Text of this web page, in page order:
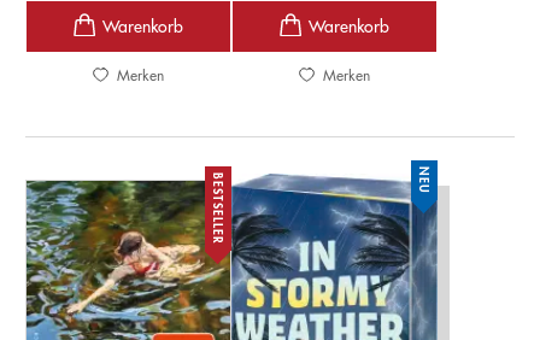
Merken Merken
BESTSELLER NEU